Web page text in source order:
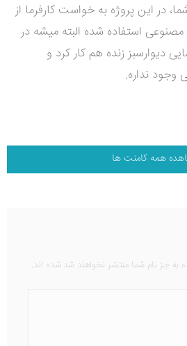
در این پروژه به خواست کارفرما از
مصنوعی استفاده شده البته میشه در
دیوارسبز زنده هم کار کرد و
وجود نداره.
همه کامنت ها
به جز نام شما منتشر نخواهند شد شده اند.